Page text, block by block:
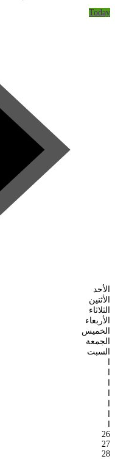
Today
الأحد
الأثنين
الثلاثاء
الأربعاء
الخميس
الجمعة
السبت
26
27
28